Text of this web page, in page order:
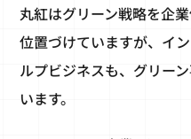
丸紅はグリーン戦略を企
位置づけていますが、イ
ルプビジネスも、グリー
います。